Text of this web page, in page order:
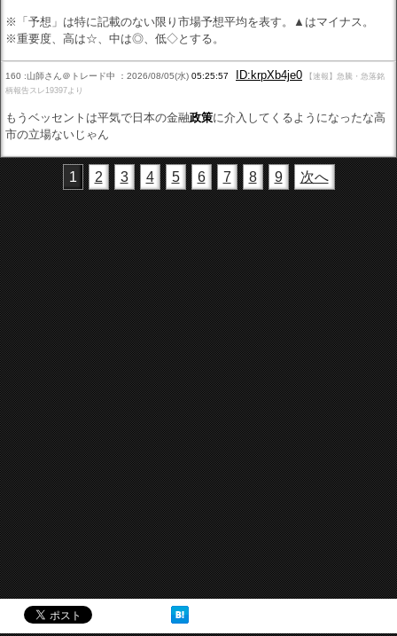
※「予想」は特に記載のない限り市場予想平均を表す。▲はマイナス。
※重要度、高は☆、中は◎、低◇とする。
160 :山師さん＠トレード中 ：2026/08/05(水) 05:25:57 ID:krpXb4je0
【速報】急騰・急落銘
柄報告スレ19397より
もうベッセントは平気で日本の金融政策に介入してくるようになったな高
市の立場ないじゃん
1 2 3 4 5 6 7 8 9 次へ